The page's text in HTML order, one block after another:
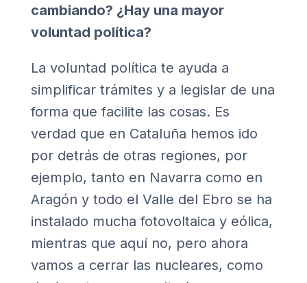
cambiando? ¿Hay una mayor
voluntad política?
La voluntad política te ayuda a
simplificar trámites y a legislar de una
forma que facilite las cosas. Es
verdad que en Cataluña hemos ido
por detrás de otras regiones, por
ejemplo, tanto en Navarra como en
Aragón y todo el Valle del Ebro se ha
instalado mucha fotovoltaica y eólica,
mientras que aquí no, pero ahora
vamos a cerrar las nucleares, como